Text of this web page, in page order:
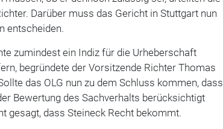
Darüber muss das Gericht in Stuttgart nun
entscheiden.
zumindest ein Indiz für die Urheberschaft
begründete der Vorsitzende Richter Thomas
das OLG nun zu dem Schluss kommen, dass
Bewertung des Sachverhalts berücksichtigt
gesagt, dass Steineck Recht bekommt.